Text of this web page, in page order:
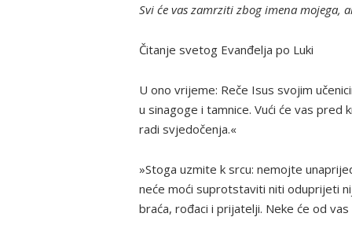
Svi će vas zamrziti zbog imena mojega,
Čitanje svetog Evanđelja po Luki
U ono vrijeme: Reče Isus svojim
u sinagoge i tamnice. Vući će vas
radi svjedočenja.«
»Stoga uzmite k srcu: nemojte
neće moći suprotstaviti niti oduprijeti
braća, rođaci i prijatelji. Neke će od vas